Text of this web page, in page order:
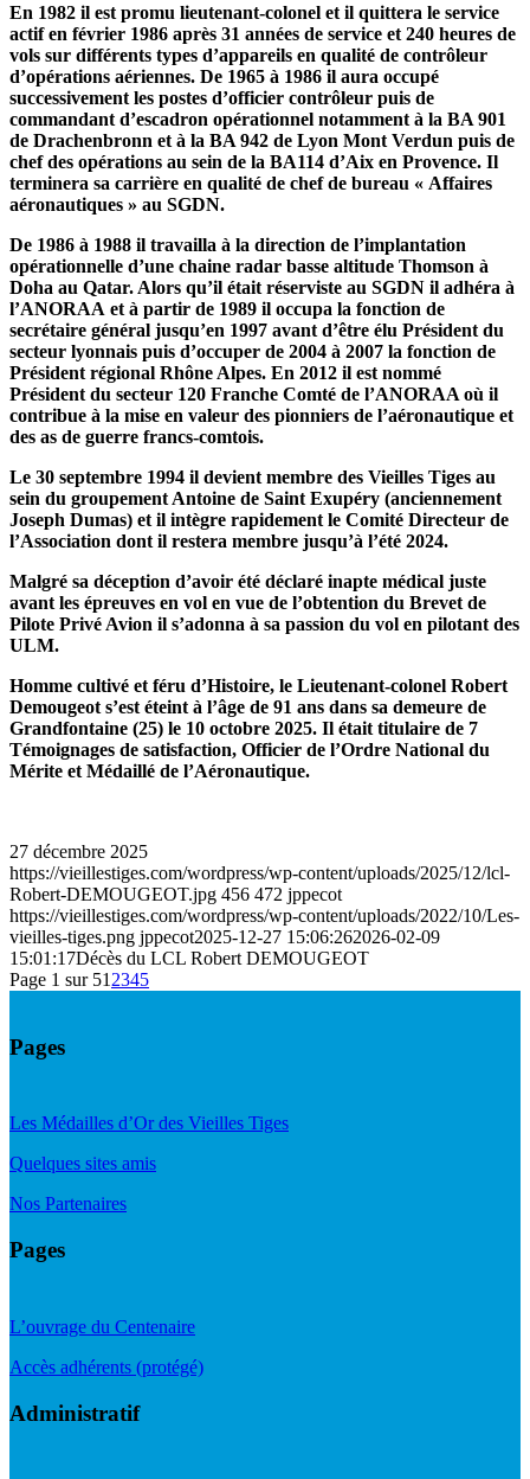
En 1982 il est promu lieutenant-colonel et il quittera le service
actif en février 1986 après 31 années de service et 240 heures de
vols sur différents types d’appareils en qualité de contrôleur
d’opérations aériennes. De 1965 à 1986 il aura occupé
successivement les postes d’officier contrôleur puis de
commandant d’escadron opérationnel notamment à la BA 901
de Drachenbronn et à la BA 942 de Lyon Mont Verdun puis de
chef des opérations au sein de la BA114 d’Aix en Provence. Il
terminera sa carrière en qualité de chef de bureau « Affaires
aéronautiques » au SGDN.
De 1986 à 1988 il travailla à la direction de l’implantation
opérationnelle d’une chaine radar basse altitude Thomson à
Doha au Qatar. Alors qu’il était réserviste au SGDN il adhéra à
l’ANORAA et à partir de 1989 il occupa la fonction de
secrétaire général jusqu’en 1997 avant d’être élu Président du
secteur lyonnais puis d’occuper de 2004 à 2007 la fonction de
Président régional Rhône Alpes. En 2012 il est nommé
Président du secteur 120 Franche Comté de l’ANORAA où il
contribue à la mise en valeur des pionniers de l’aéronautique et
des as de guerre francs-comtois.
Le 30 septembre 1994 il devient membre des Vieilles Tiges au
sein du groupement Antoine de Saint Exupéry (anciennement
Joseph Dumas) et il intègre rapidement le Comité Directeur de
l’Association dont il restera membre jusqu’à l’été 2024.
Malgré sa déception d’avoir été déclaré inapte médical juste
avant les épreuves en vol en vue de l’obtention du Brevet de
Pilote Privé Avion il s’adonna à sa passion du vol en pilotant des
ULM.
Homme cultivé et féru d’Histoire, le Lieutenant-colonel Robert
Demougeot s’est éteint à l’âge de 91 ans dans sa demeure de
Grandfontaine (25) le 10 octobre 2025. Il était titulaire de 7
Témoignages de satisfaction, Officier de l’Ordre National du
Mérite et Médaillé de l’Aéronautique.
27 décembre 2025
https://vieillestiges.com/wordpress/wp-content/uploads/2025/12/lcl-
Robert-DEMOUGEOT.jpg 456 472 jppecot
https://vieillestiges.com/wordpress/wp-content/uploads/2022/10/Les-
vieilles-tiges.png jppecot2025-12-27 15:06:262026-02-09
15:01:17Décès du LCL Robert DEMOUGEOT
Page 1 sur 51 2345
Pages
Les Médailles d’Or des Vieilles Tiges
Quelques sites amis
Nos Partenaires
Pages
L’ouvrage du Centenaire
Accès adhérents (protégé)
Administratif